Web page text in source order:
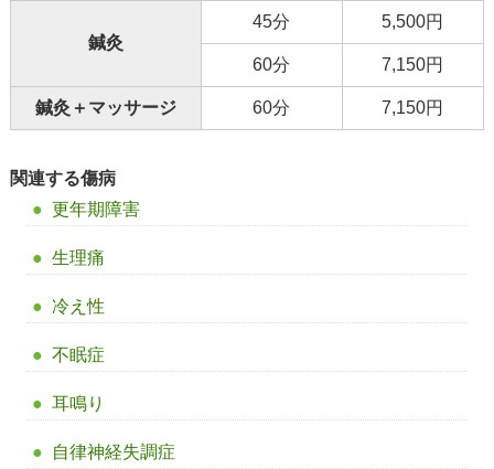
鍼灸
45分 5,500円
60分 7,150円
鍼灸＋マッサージ 60分 7,150円
関連する傷病
更年期障害
生理痛
冷え性
不眠症
耳鳴り
自律神経失調症